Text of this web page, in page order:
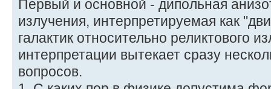
Первый и основной - дипольная
излучения, интерпретируемая как
галактик относительно реликтового
интерпретации вытекает сразу
вопросов.